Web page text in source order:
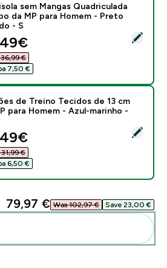
- Camisola sem Mangas
sem Mangas Quadriculada
da MP para Homem - Preto
- S
price
36,99 €‎
7,50 €‎
- Calções de Treino Tecidos de
de Treino Tecidos de 13 cm
para Homem - Azul-marinho -
price
31,99 €‎
6,50 €‎
79,97 €‎ Was 102,97 €‎ Save 23,00 €‎